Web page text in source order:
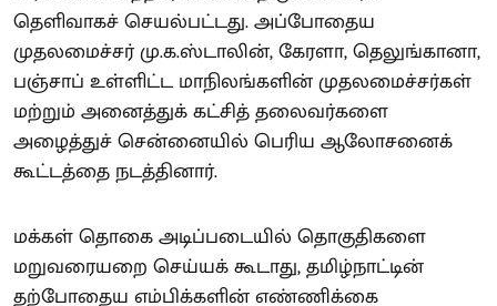
தெளிவாகச் செயல்பட்டது. அப்போதைய
முதலமைச்சர் மு.க.ஸ்டாலின், கேரளா, தெலுங்கானா,
பஞ்சாப் உள்ளிட்ட மாநிலங்களின் முதலமைச்சர்கள்
மற்றும் அனைத்துக் கட்சித் தலைவர்களை
அழைத்துச் சென்னையில் பெரிய ஆலோசனைக்
கூட்டத்தை நடத்தினார்.
மக்கள் தொகை அடிப்படையில் தொகுதிகளை
மறுவரையறை செய்யக் கூடாது, தமிழ்நாட்டின்
தற்போதைய எம்பிக்களின் எண்ணிக்கை